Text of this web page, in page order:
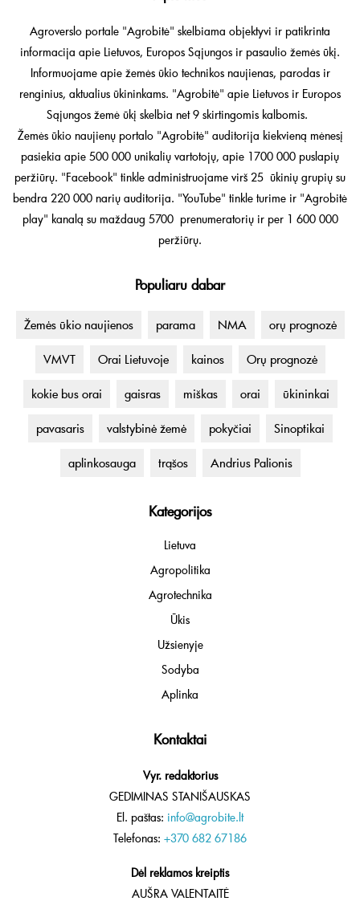
Agroverslo portale "Agrobitė" skelbiama objektyvi ir patikrinta
informacija apie Lietuvos, Europos Sąjungos ir pasaulio žemės ūkį.
Informuojame apie žemės ūkio technikos naujienas, parodas ir
renginius, aktualius ūkininkams. "Agrobitė" apie Lietuvos ir Europos
Sąjungos žemė ūkį skelbia net 9 skirtingomis kalbomis.
Žemės ūkio naujienų portalo "Agrobitė" auditorija kiekvieną mėnesį
pasiekia apie 500 000 unikalių vartotojų, apie 1700 000 puslapių
peržiūrų. "Facebook" tinkle administruojame virš 25 ūkinių grupių su
bendra 220 000 narių auditorija. "YouTube" tinkle turime ir "Agrobitė
play" kanalą su maždaug 5700 prenumeratorių ir per 1 600 000
peržiūrų.
Populiaru dabar
Žemės ūkio naujienos parama NMA orų prognozė
VMVT Orai Lietuvoje kainos Orų prognozė
kokie bus orai gaisras miškas orai ūkininkai
pavasaris valstybinė žemė pokyčiai Sinoptikai
aplinkosauga trąšos Andrius Palionis
Kategorijos
Lietuva
Agropolitika
Agrotechnika
Ūkis
Užsienyje
Sodyba
Aplinka
Kontaktai
Vyr. redaktorius
GEDIMINAS STANIŠAUSKAS
El. paštas: info@agrobite.lt
Telefonas: +370 682 67186
Dėl reklamos kreiptis
AUŠRA VALENTAITĖ